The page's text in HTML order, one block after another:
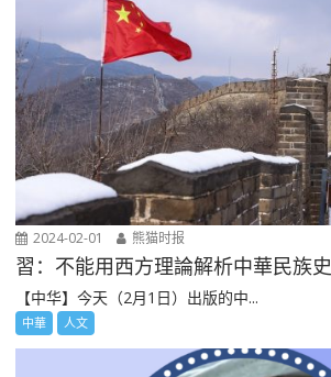
2024-02-01 熊猫时报
習：不能用西方理論解析中華民族史
【中华】今天（2月1日）出版的中...
中華 人文